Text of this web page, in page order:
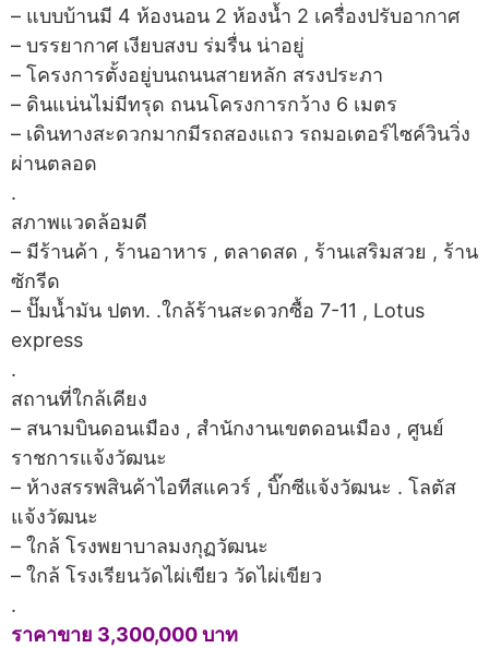
– แบบบ้านมี 4 ห้องนอน 2 ห้องน้ำ 2 เครื่องปรับอากาศ
– บรรยากาศ เงียบสงบ ร่มรื่น น่าอยู่
– โครงการตั้งอยู่บนถนนสายหลัก สรงประภา
– ดินแน่นไม่มีทรุด ถนนโครงการกว้าง 6 เมตร
– เดินทางสะดวกมากมีรถสองแถว รถมอเตอร์ไซค์วินวิ่ง
ผ่านตลอด
.
สภาพแวดล้อมดี
– มีร้านค้า , ร้านอาหาร , ตลาดสด , ร้านเสริมสวย , ร้าน
ซักรีด
– ปั๊มน้ำมัน ปตท. .ใกล้ร้านสะดวกซื้อ 7-11 , Lotus
express
.
สถานที่ใกล้เคียง
– สนามบินดอนเมือง , สำนักงานเขตดอนเมือง , ศูนย์
ราชการแจ้งวัฒนะ
– ห้างสรรพสินค้าไอทีสแควร์ , บิ๊กซีแจ้งวัฒนะ . โลตัส
แจ้งวัฒนะ
– ใกล้ โรงพยาบาลมงกุฏวัฒนะ
– ใกล้ โรงเรียนวัดไผ่เขียว วัดไผ่เขียว
.
ราคาขาย 3,300,000 บาท